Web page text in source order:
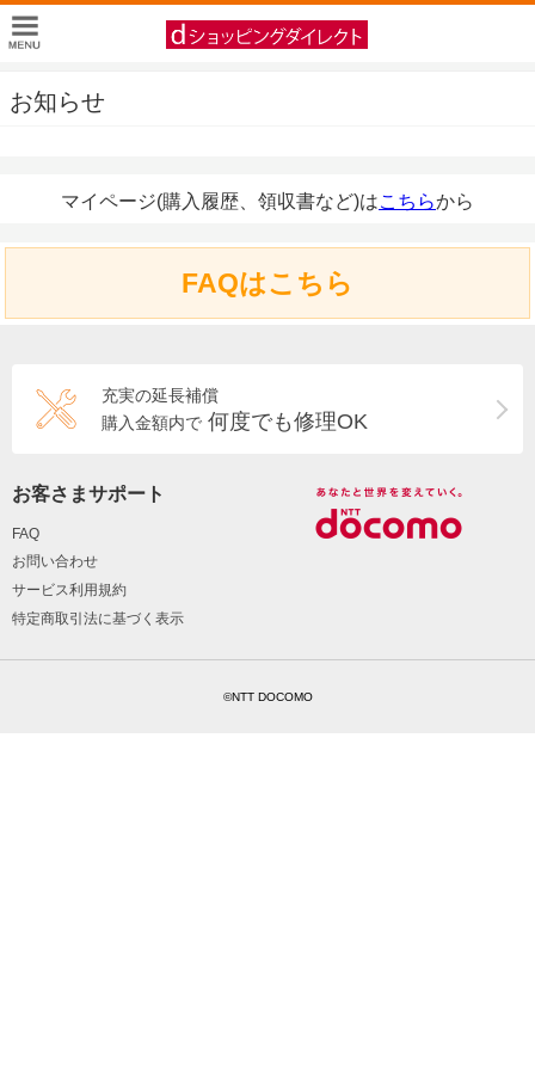
お知らせ
マイページ(購入履歴、領収書など)はこちらから
FAQはこちら
充実の延長補償
購入金額内で 何度でも修理OK
お客さまサポート
FAQ
お問い合わせ
サービス利用規約
特定商取引法に基づく表示
©NTT DOCOMO